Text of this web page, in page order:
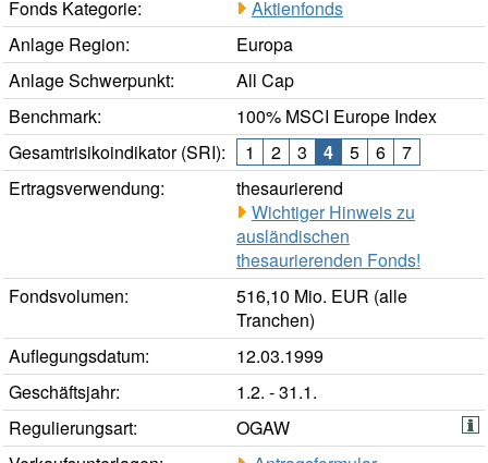
Fonds Kategorie:
Aktienfonds
Anlage Region:
Europa
Anlage Schwerpunkt:
All Cap
Benchmark:
100% MSCI Europe Index
Gesamtrisikoindikator (SRI):
1 2 3 4 5 6
7
Ertragsverwendung:
thesaurierend
Wichtiger Hinweis zu
ausländischen
thesaurierenden Fonds!
Fondsvolumen:
516,10 Mio. EUR (alle
Tranchen)
Auflegungsdatum:
12.03.1999
Geschäftsjahr:
1.2. - 31.1.
Regulierungsart:
OGAW